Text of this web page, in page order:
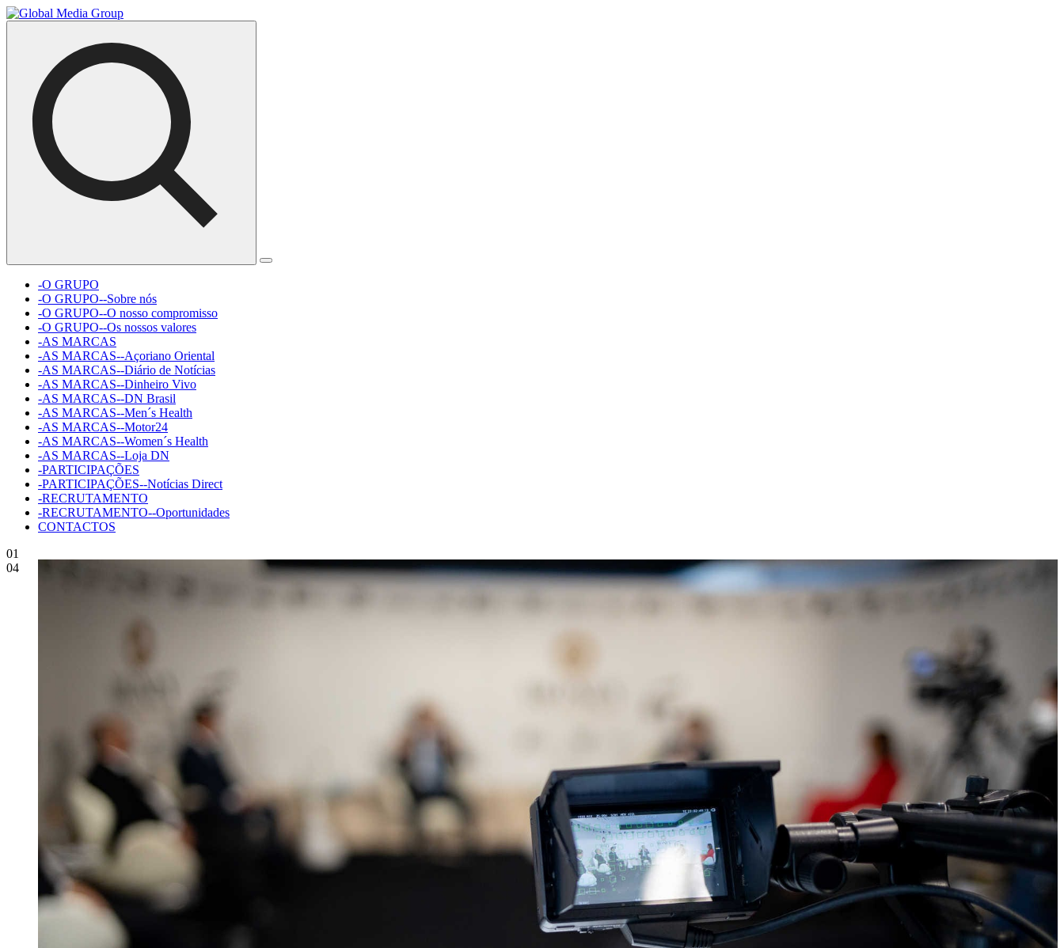
-O GRUPO
-O GRUPO--Sobre nós
-O GRUPO--O nosso compromisso
-O GRUPO--Os nossos valores
-AS MARCAS
-AS MARCAS--Açoriano Oriental
-AS MARCAS--Diário de Notícias
-AS MARCAS--Dinheiro Vivo
-AS MARCAS--DN Brasil
-AS MARCAS--Men´s Health
-AS MARCAS--Motor24
-AS MARCAS--Women´s Health
-AS MARCAS--Loja DN
-PARTICIPAÇÕES
-PARTICIPAÇÕES--Notícias Direct
-RECRUTAMENTO
-RECRUTAMENTO--Oportunidades
CONTACTOS
01
04